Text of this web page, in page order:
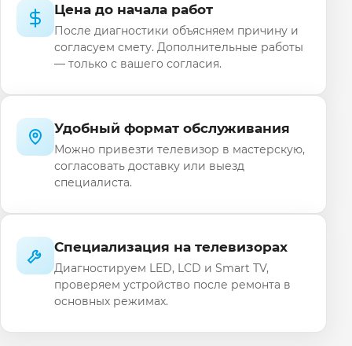
Цена до начала работ
После диагностики объясняем причину и
согласуем смету. Дополнительные работы
— только с вашего согласия.
Удобный формат обслуживания
Можно привезти телевизор в мастерскую,
согласовать доставку или выезд
специалиста.
Специализация на телевизорах
Диагностируем LED, LCD и Smart TV,
проверяем устройство после ремонта в
основных режимах.